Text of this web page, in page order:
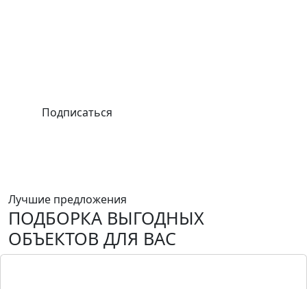
Подписаться
Лучшие предложения
ПОДБОРКА ВЫГОДНЫХ
ОБЪЕКТОВ ДЛЯ ВАС